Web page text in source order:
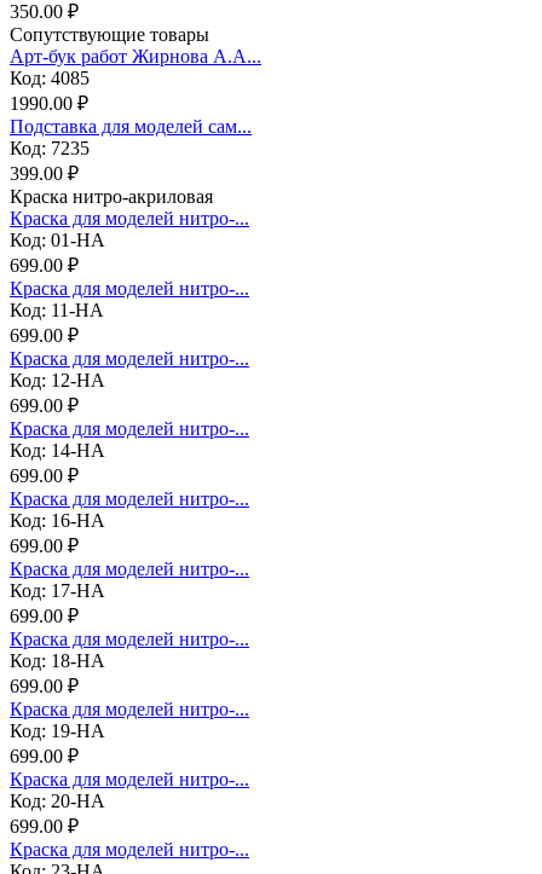
350.00 ₽
Сопутствующие товары
Арт-бук работ Жирнова А.А...
Код: 4085
1990.00 ₽
Подставка для моделей сам...
Код: 7235
399.00 ₽
Краска нитро-акриловая
Краска для моделей нитро-...
Код: 01-НА
699.00 ₽
Краска для моделей нитро-...
Код: 11-НА
699.00 ₽
Краска для моделей нитро-...
Код: 12-НА
699.00 ₽
Краска для моделей нитро-...
Код: 14-НА
699.00 ₽
Краска для моделей нитро-...
Код: 16-НА
699.00 ₽
Краска для моделей нитро-...
Код: 17-НА
699.00 ₽
Краска для моделей нитро-...
Код: 18-НА
699.00 ₽
Краска для моделей нитро-...
Код: 19-НА
699.00 ₽
Краска для моделей нитро-...
Код: 20-НА
699.00 ₽
Краска для моделей нитро-...